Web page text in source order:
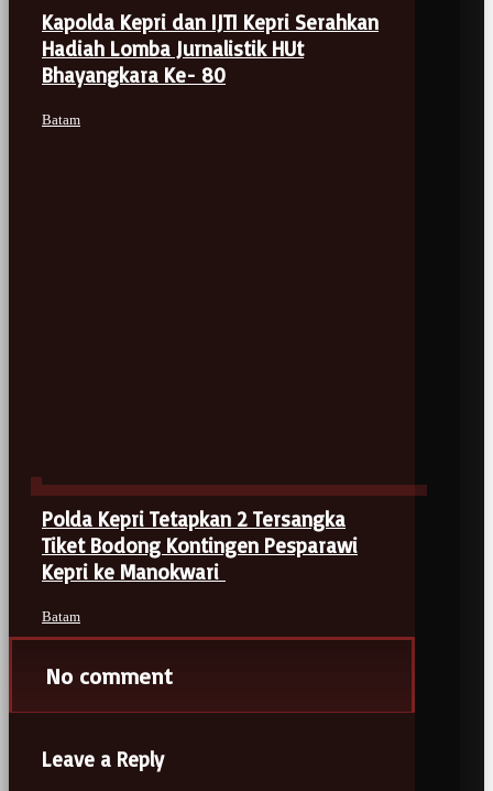
Kapolda Kepri dan IJTI Kepri Serahkan
Hadiah Lomba Jurnalistik HUt
Bhayangkara Ke- 80
Batam
Polda Kepri Tetapkan 2 Tersangka
Tiket Bodong Kontingen Pesparawi
Kepri ke Manokwari
Batam
No comment
Leave a Reply